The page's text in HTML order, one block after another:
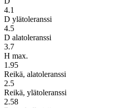
4.1
D ylätoleranssi
4.5
D alatoleranssi
3.7
H max.
1.95
Reikä, alatoleranssi
2.5
Reikä, ylätoleranssi
2.58